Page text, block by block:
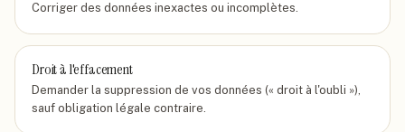
Corriger des données inexactes ou incomplètes.
Droit à l'effacement
Demander la suppression de vos données (« droit à l'oubli »),
sauf obligation légale contraire.